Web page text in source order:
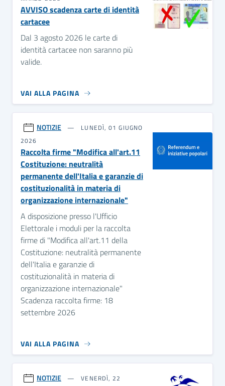
AVVISO scadenza carte di identità
cartacee
Dal 3 agosto 2026 le carte di
identità cartacee non saranno più
valide.
VAI ALLA PAGINA
NOTIZIE
LUNEDÌ, 01 GIUGNO
2026
Raccolta firme "Modifica all'art.11
Costituzione: neutralità
permanente dell'Italia e garanzie di
costituzionalità in materia di
organizzazione internazionale"
A disposizione presso l'Ufficio
Elettorale i moduli per la raccolta
firme di "Modifica all'art.11 della
Costituzione: neutralità permanente
dell'Italia e garanzie di
costituzionalità in materia di
organizzazione internazionale"
Scadenza raccolta firme: 18
settembre 2026
VAI ALLA PAGINA
NOTIZIE
VENERDÌ, 22